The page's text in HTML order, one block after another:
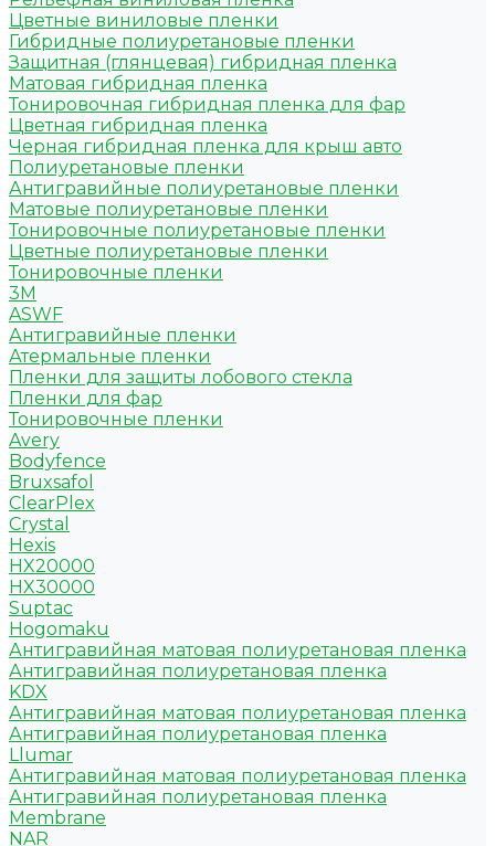
Цветные виниловые пленки
Гибридные полиуретановые пленки
Защитная (глянцевая) гибридная пленка
Матовая гибридная пленка
Тонировочная гибридная пленка для фар
Цветная гибридная пленка
Черная гибридная пленка для крыш авто
Полиуретановые пленки
Антигравийные полиуретановые пленки
Матовые полиуретановые пленки
Тонировочные полиуретановые пленки
Цветные полиуретановые пленки
Тонировочные пленки
3M
ASWF
Антигравийные пленки
Атермальные пленки
Пленки для защиты лобового стекла
Пленки для фар
Тонировочные пленки
Avery
Bodyfence
Bruxsafol
ClearPlex
Crystal
Hexis
HX20000
HX30000
Suptac
Hogomaku
Антигравийная матовая полиуретановая пленка
Антигравийная полиуретановая пленка
KDX
Антигравийная матовая полиуретановая пленка
Антигравийная полиуретановая пленка
Llumar
Антигравийная матовая полиуретановая пленка
Антигравийная полиуретановая пленка
Membrane
NAR